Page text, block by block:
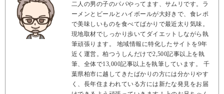
二人の男の子のパパやってます、サムリです。ラ
ーメンとビールとハイボールが大好きで、食レポ
で美味しいものを食べてばかりで最近太り気味。
現地取材でしっかり歩いてダイエットしながら執
筆頑張ります。 地域情報に特化したサイトを9年
近く運営。柏つうしんだけで2,500記事以上を執
筆、全体で13,000記事以上を執筆しています。 千
葉県柏市に越してきたばかりの方には分かりやす
く、長年住まわれている方には新たな発見をお届